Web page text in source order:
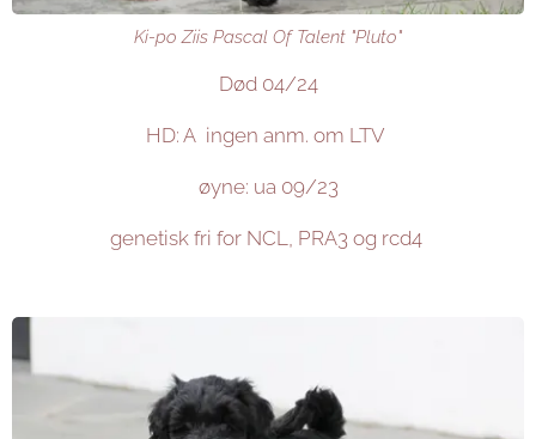
Ki-po Ziis Pascal Of Talent "Pluto"
Død 04/24
HD: A ingen anm. om LTV
øyne: ua 09/23
genetisk fri for NCL, PRA3 og rcd4